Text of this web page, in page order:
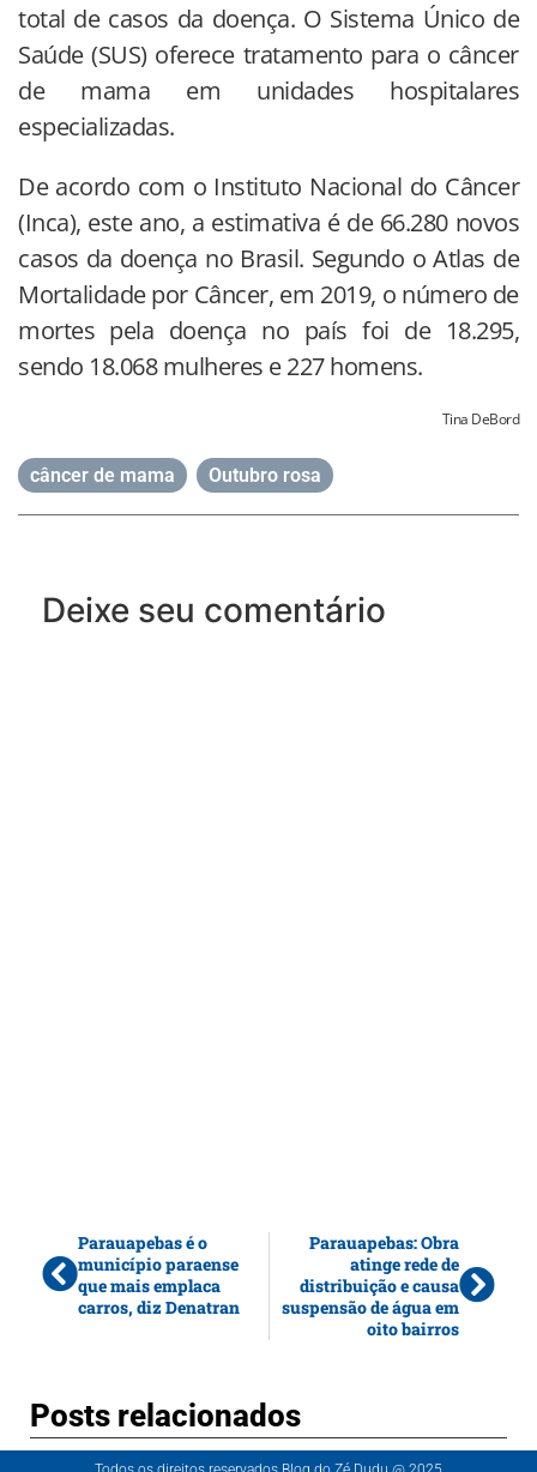
total de casos da doença. O Sistema Único de
Saúde (SUS) oferece tratamento para o câncer
de mama em unidades hospitalares
especializadas.
De acordo com o Instituto Nacional do Câncer
(Inca), este ano, a estimativa é de 66.280 novos
casos da doença no Brasil. Segundo o Atlas de
Mortalidade por Câncer, em 2019, o número de
mortes pela doença no país foi de 18.295,
sendo 18.068 mulheres e 227 homens.
Tina DeBord
câncer de mama Outubro rosa
Deixe seu comentário
Parauapebas é o
município paraense
que mais emplaca
carros, diz Denatran
Parauapebas: Obra
atinge rede de
distribuição e causa
suspensão de água em
oito bairros
Posts relacionados